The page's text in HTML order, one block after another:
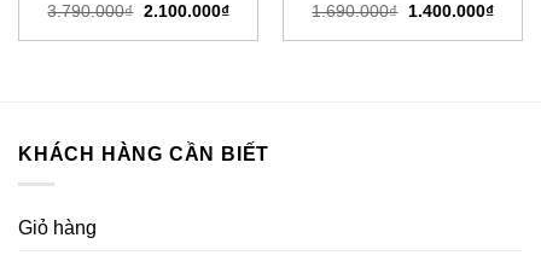
3.790.000₫ Giá
là:
2.100.000₫Giá
tại
1.690.000₫
Giá
là:
1.400.000₫Giá
tại
KHÁCH HÀNG CẦN BIẾT
Giỏ hàng